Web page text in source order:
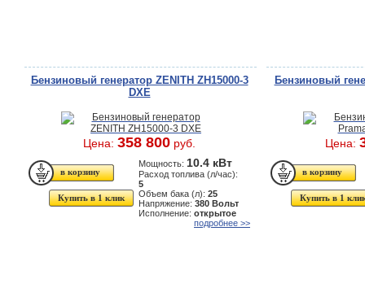
Бензиновый генератор ZENITH ZH15000-3
DXE
Цена: 358 800 руб.
Купить в 1 клик
Мощность: 10.4 кВт
Расход топлива (л/час):
5
Объем бака (л): 25
Напряжение: 380 Вольт
Исполнение: открытое
подробнее >>
Бензиновый
Цена:
Купить в 1